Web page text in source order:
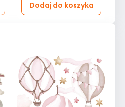
Dodaj do koszyka